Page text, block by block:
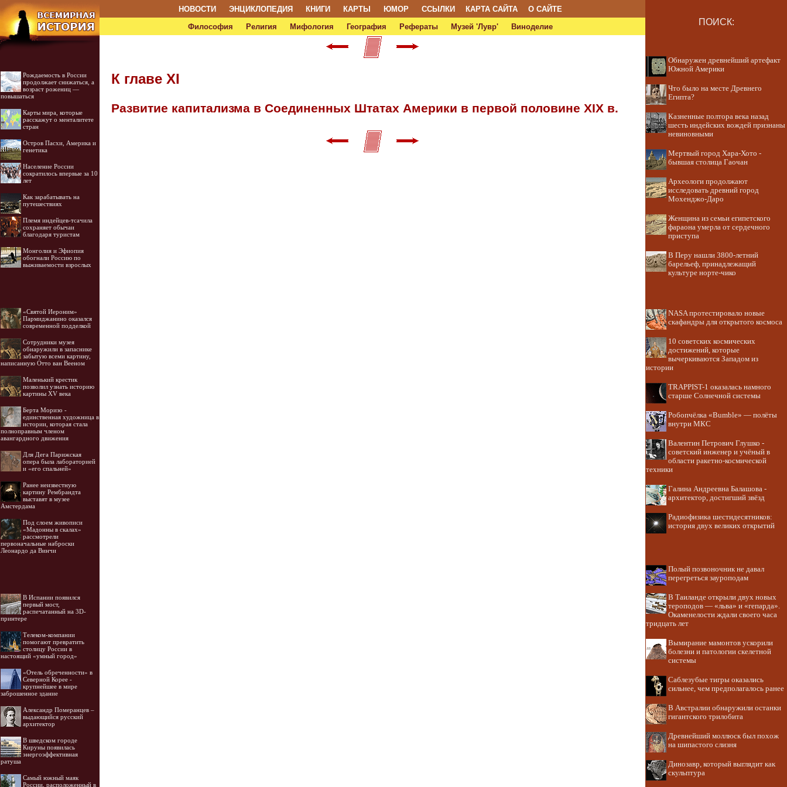
НОВОСТИ ЭНЦИКЛОПЕДИЯ КНИГИ КАРТЫ ЮМОР ССЫЛКИ КАРТА САЙТА
О САЙТЕ
Философия
Религия Мифология География Рефераты Музей 'Лувр' Виноделие ПОИСК:
Рождаемость в России
продолжает снижаться, а
возраст рожениц —
повышаться
Карты мира, которые
расскажут о менталитете
стран
Остров Пасхи, Америка и
генетика
Население России
сократилось впервые за 10
лет
Как зарабатывать на
путешествиях
Племя индейцев-тсачила
сохраняет обычаи
благодаря туристам
Монголия и Эфиопия
обогнали Россию по
выживаемости взрослых
«Святой Иероним»
Пармиджанино оказался
современной подделкой
Cотрудники музея
обнаружили в запаснике
забытую всеми картину,
написанную Отто ван Вееном
Маленький крестик
позволил узнать историю
картины XV века
Берта Моризо -
единственная художница в
истории, которая стала
полноправным членом
авангардного движения
Для Дега Парижская
опера была лабораторией
и «его спальней»
Ранее неизвестную
картину Рембрандта
выставят в музее
Амстердама
Под слоем живописи
«Мадонны в скалах»
рассмотрели
первоначальные наброски
Леонардо да Винчи
В Испании появился
первый мост,
распечатанный на 3D-
принтере
Телеком-компании
помогают превратить
столицу России в
настоящий «умный город»
«Отель обреченности» в
Северной Корее -
крупнейшее в мире
заброшенное здание
Александр Померанцев –
выдающийся русский
архитектор
В шведском городе
Кируны появилась
энергоэффективная
ратуша
Самый южный маяк
России, расположенный в
К главе XI
Развитие капитализма в Соединенных Штатах Америки в первой половине XIX в.
Обнаружен древнейший артефакт
Южной Америки
Что было на месте Древнего
Египта?
Казненные полтора века назад
шесть индейских вождей признаны
невиновными
Мертвый город Хара-Хото -
бывшая столица Гаочан
Археологи продолжают
исследовать древний город
Мохенджо-Даро
Женщина из семьи египетского
фараона умерла от сердечного
приступа
В Перу нашли 3800-летний
барельеф, принадлежащий
культуре норте-чико
NASA протестировало новые
скафандры для открытого космоса
10 советских космических
достижений, которые
вычеркиваются Западом из
истории
TRAPPIST-1 оказалась намного
старше Солнечной системы
Робопчёлка «Bumble» — полёты
внутри МКС
Валентин Петрович Глушко -
советский инженер и учёный в
области ракетно-космической
техники
Галина Андреевна Балашова -
архитектор, достигший звёзд
Радиофизика шестидесятников:
история двух великих открытий
Полый позвоночник не давал
перегреться зауроподам
В Таиланде открыли двух новых
тероподов — «льва» и «гепарда».
Окаменелости ждали своего часа
тридцать лет
Вымирание мамонтов ускорили
болезни и патологии скелетной
системы
Саблезубые тигры оказались
сильнее, чем предполагалось ранее
В Австралии обнаружили останки
гигантского трилобита
Древнейший моллюск был похож
на шипастого слизня
Динозавр, который выглядит как
скульптура